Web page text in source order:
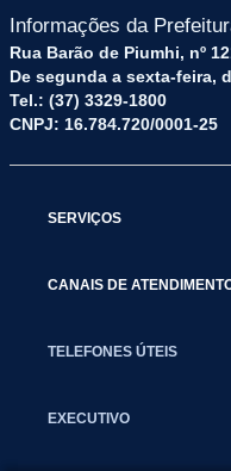
Informações da
Rua Barão de Piumhi, nº
De segunda a sexta-feira,
Tel.: (37) 3329-1800
CNPJ: 16.784.720/0001-25
SERVIÇOS
CANAIS DE
TELEFONES ÚTEIS
EXECUTIVO